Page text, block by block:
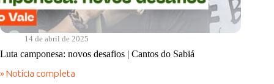
14 de abril de 2025
Luta camponesa: novos desafios | Cantos do Sabiá
» Notícia completa
Luta